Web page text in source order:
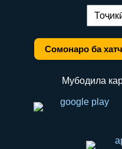
Иваз
Сомонаро ба
Мубодила